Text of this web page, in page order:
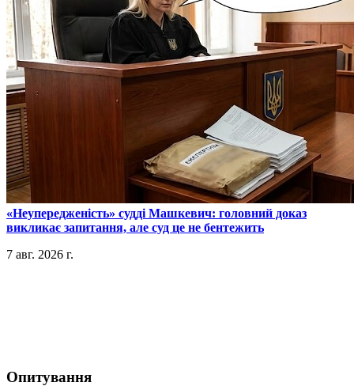
​«Неупередженість» судді Машкевич: головний доказ
викликає запитання, але суд це не бентежить
7 авг. 2026 г.
Опитування